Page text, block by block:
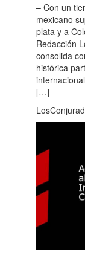
– Con un
mexicano
plata y a
Redacción
consolida
histórica
[…]